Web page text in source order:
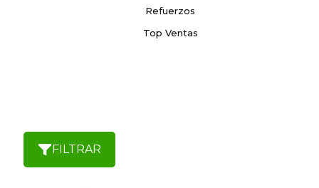
FILTRAR
Refuerzos
Top Ventas